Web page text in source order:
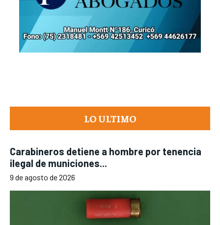
LO ULTIMO
Carabineros detiene a hombre por tenencia
ilegal de municiones...
9 de agosto de 2026